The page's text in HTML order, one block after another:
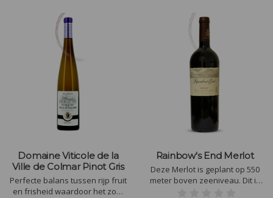
Domaine Viticole de la
Ville de Colmar Pinot Gris
Perfecte balans tussen rijp fruit
en frisheid waardoor het zoet
Rainbow's End Merlot
Deze Merlot is geplant op 550
meter boven zeeniveau. Dit is